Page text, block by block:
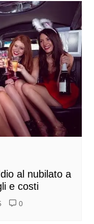
al nubilato a
e costi
0